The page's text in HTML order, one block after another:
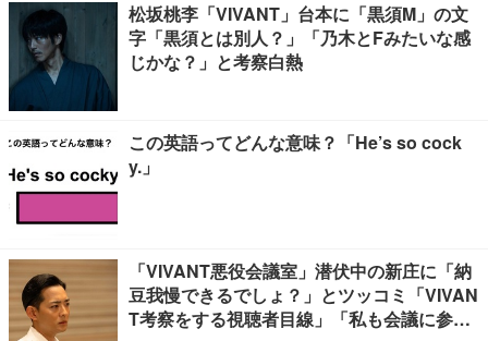
松坂桃李「VIVANT」台本に「黒須M」の文
字「黒須とは別人？」「乃木とFみたいな感
じかな？」と考察白熱
この英語ってどんな意味？「He’s so cock
y.」
「VIVANT悪役会議室」潜伏中の新庄に「納
豆我慢できるでしょ？」とツッコミ「VIVAN
T考察をする視聴者目線」「私も会議に参加